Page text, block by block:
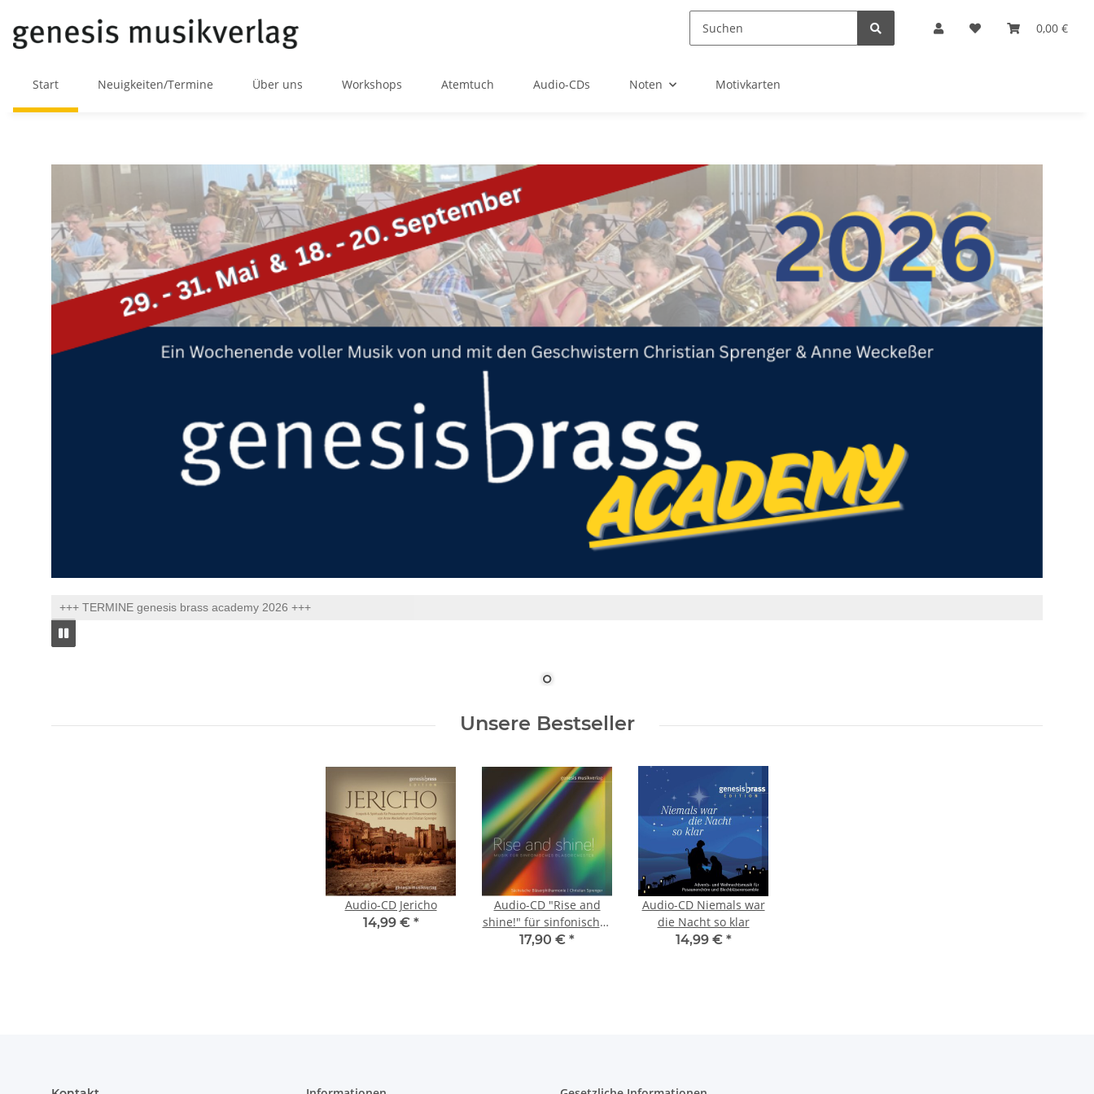
0,00 €
Atemtuch Audio-CDs Noten Motivkarten
Start Neuigkeiten/Termine Über uns Workshops
+++ TERMINE genesis brass academy 2026 +++
Unsere Bestseller
Audio-CD Jericho
14,99 € *
Audio-CD "Rise and
shine!" für sinfonisches
Blasorchester
17,90 € *
Audio-CD Niemals war
die Nacht so klar
14,99 € *